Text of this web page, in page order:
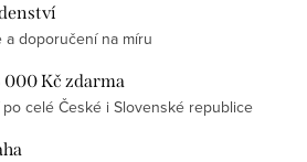
a doporučení na míru
000 Kč zdarma
celé České i Slovenské republice